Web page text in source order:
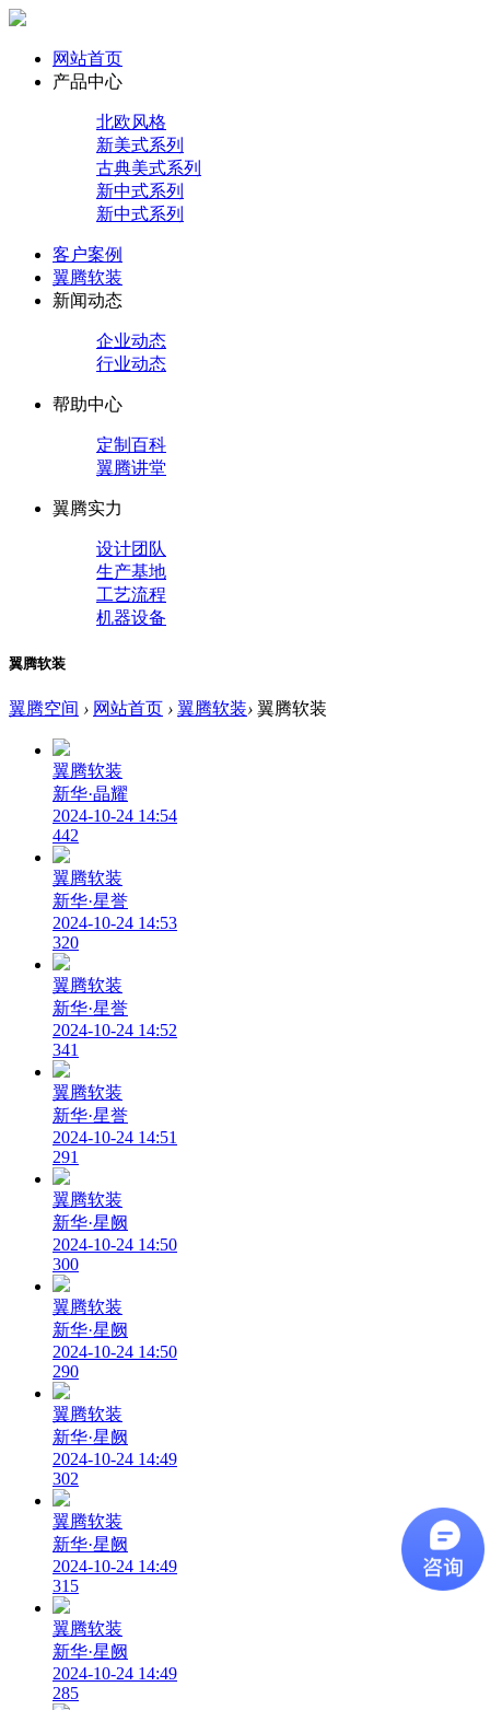
网站首页
产品中心
北欧风格
新美式系列
古典美式系列
新中式系列
新中式系列
客户案例
翼腾软装
新闻动态
企业动态
行业动态
帮助中心
定制百科
翼腾讲堂
翼腾实力
设计团队
生产基地
工艺流程
机器设备
翼腾软装
翼腾空间 › 网站首页 › 翼腾软装› 翼腾软装
翼腾软装
新华·晶耀
2024-10-24 14:54
442
翼腾软装
新华·星誉
2024-10-24 14:53
320
翼腾软装
新华·星誉
2024-10-24 14:52
341
翼腾软装
新华·星誉
2024-10-24 14:51
291
翼腾软装
新华·星阙
2024-10-24 14:50
300
翼腾软装
新华·星阙
2024-10-24 14:50
290
翼腾软装
新华·星阙
2024-10-24 14:49
302
翼腾软装
新华·星阙
2024-10-24 14:49
315
翼腾软装
新华·星阙
2024-10-24 14:49
285